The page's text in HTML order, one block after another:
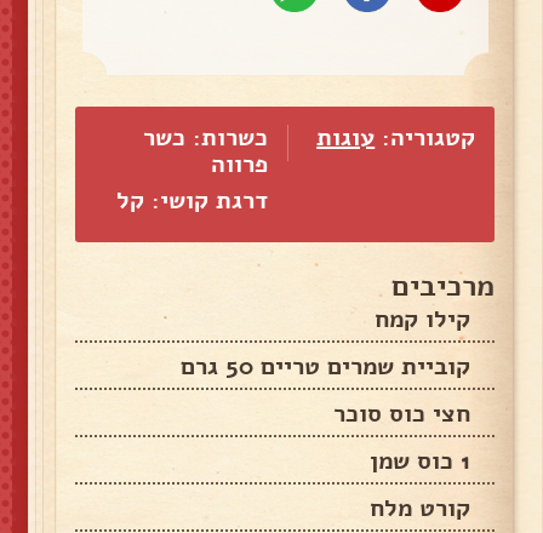
קטגוריה: עוגות
כשרות: כשר
פרווה
דרגת קושי: קל
מרכיבים
קילו קמח
קוביית שמרים טריים 50 גרם
חצי כוס סוכר
1 כוס שמן
קורט מלח